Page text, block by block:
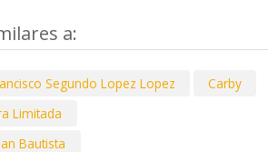
a:
Segundo Lopez Lopez
Carby
Limitada
Bautista